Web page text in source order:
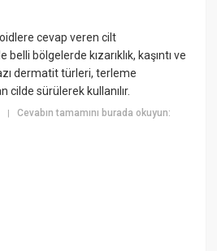
cevap veren cilt
belli bölgelerde kızarıklık, kaşıntı ve
dermatit türleri, terleme
cilde sürülerek kullanılır.
|Cevabın tamamını burada okuyun: